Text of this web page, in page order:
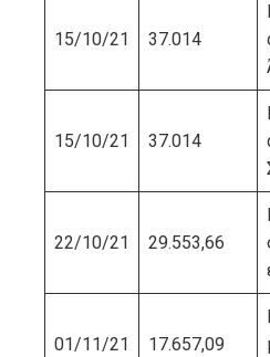
15/10/21 37.014
15/10/21 37.014
22/10/21 29.553,66
01/11/21 17.657,09